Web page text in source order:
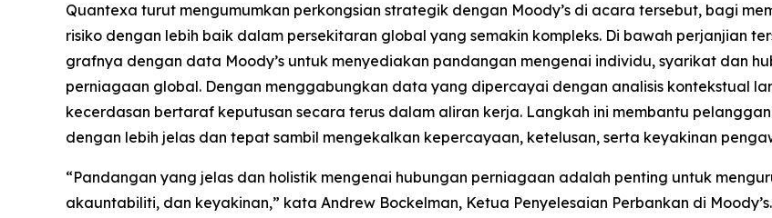
Quantexa turut mengumumkan perkongsian strategik dengan Moody’s di acara tersebut, bagi
risiko dengan lebih baik dalam persekitaran global yang semakin kompleks. Di bawah perjanjian
grafnya dengan data Moody’s untuk menyediakan pandangan mengenai individu, syarikat dan
perniagaan global. Dengan menggabungkan data yang dipercayai dengan analisis kontekstual
kecerdasan bertaraf keputusan secara terus dalam aliran kerja. Langkah ini membantu
dengan lebih jelas dan tepat sambil mengekalkan kepercayaan, ketelusan, serta keyakinan
“Pandangan yang jelas dan holistik mengenai hubungan perniagaan adalah penting untuk
akauntabiliti, dan keyakinan,” kata Andrew Bockelman, Ketua Penyelesaian Perbankan di